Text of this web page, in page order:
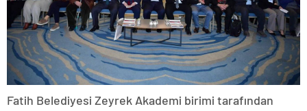
Fatih Belediyesi Zeyrek Akademi birimi tarafından